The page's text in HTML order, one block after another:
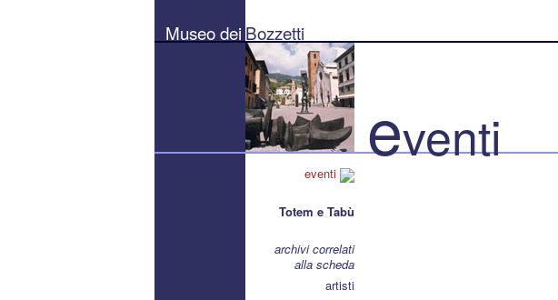
Museo dei Bozzetti
eventi
Totem e Tabù
archivi correlati
alla scheda
artisti
eventi